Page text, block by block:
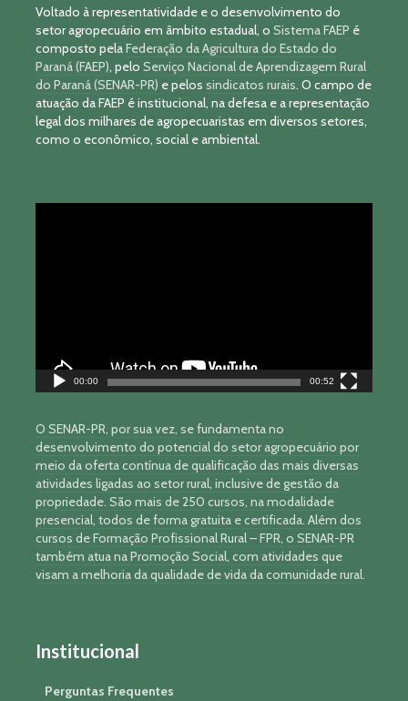
Voltado à representatividade e o desenvolvimento do
setor agropecuário em âmbito estadual, o Sistema FAEP é
composto pelaFederação da Agricultura do Estado do
Paraná (FAEP), pelo Serviço Nacional de Aprendizagem Rural
do Paraná (SENAR-PR) e pelos sindicatos rurais. O campo de
atuação da FAEP é institucional, na defesa e a representação
legal dos milhares de agropecuaristas em diversos setores,
como o econômico, social e ambiental.
00:00 00:52
O SENAR-PR, por sua vez, se fundamenta no
desenvolvimento do potencial do setor agropecuário por
meio da oferta contínua de qualificação das mais diversas
atividades ligadas ao setor rural, inclusive de gestão da
propriedade. São mais de 250 cursos, na modalidade
presencial, todos de forma gratuita e certificada. Além dos
cursos de Formação Profissional Rural – FPR, o SENAR-PR
também atua na Promoção Social, com atividades que
visam a melhoria da qualidade de vida da comunidade rural.
Institucional
Perguntas Frequentes